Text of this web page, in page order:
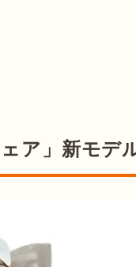
ア」新モデ